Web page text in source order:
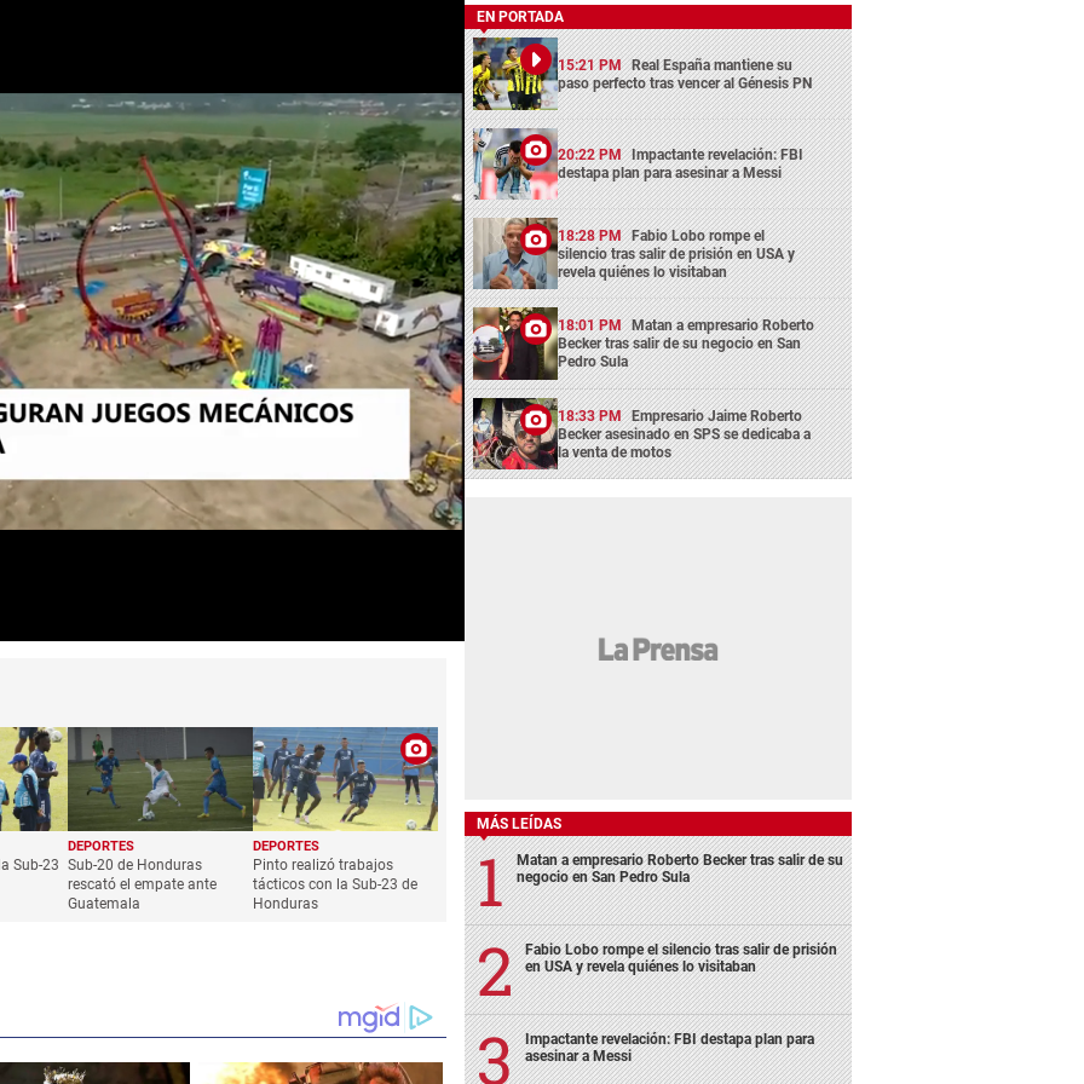
Sub-23
DEPORTES
Sub-20 de Honduras
rescató el empate ante
Guatemala
DEPORTES
Pinto realizó trabajos
tácticos con la Sub-23 de
Honduras
EN PORTADA
15:21 PM Real España mantiene su
paso perfecto tras vencer al Génesis PN
20:22 PM Impactante revelación: FBI
destapa plan para asesinar a Messi
18:28 PM Fabio Lobo rompe el
silencio tras salir de prisión en USA y
revela quiénes lo visitaban
18:01 PM Matan a empresario Roberto
Becker tras salir de su negocio en San
Pedro Sula
18:33 PM Empresario Jaime Roberto
Becker asesinado en SPS se dedicaba a
la venta de motos
MÁS LEÍDAS
Matan a empresario Roberto Becker tras salir de su
negocio en San Pedro Sula
Fabio Lobo rompe el silencio tras salir de prisión
en USA y revela quiénes lo visitaban
Impactante revelación: FBI destapa plan para
asesinar a Messi